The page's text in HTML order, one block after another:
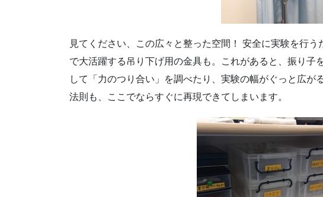
見てください、この広々と整った空間！ 安全に実験を行
で大活躍する吊り下げ用の金具も。これがあると、振り子
して「力のつり合い」を調べたり、実験の幅がぐっと広が
法則も、ここでならすぐに再現できてしまいます。